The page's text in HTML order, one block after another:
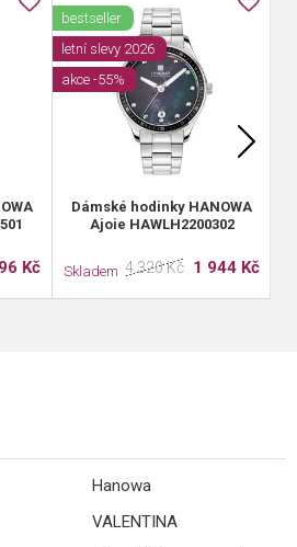
Kč
Dámské hodinky HANOWA
Ajoie HAWLH2200302
bestseller
letní slevy 2026
akce -55%
Skladem 4 320 Kč 1 944 Kč
Hanowa
VALENTINA